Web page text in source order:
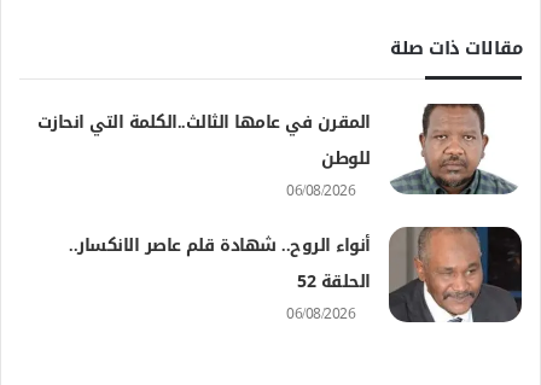
مقالات ذات صلة
المقرن في عامها الثالث..الكلمة التي انحازت
للوطن
06/08/2026
أنواء الروح.. شهادة قلم عاصر الانكسار..
الحلقة 52
06/08/2026